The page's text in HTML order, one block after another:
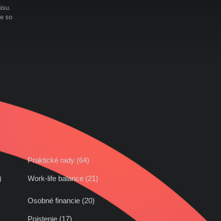
so
Praktické rady (64)
Work-life balance (21)
Osobné financie (20)
Poistenie (17)